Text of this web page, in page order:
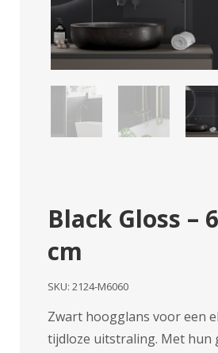
Black Gloss –
cm
SKU: 2124-M6060
Zwart hoogglans voor een
tijdloze uitstraling. Met hun